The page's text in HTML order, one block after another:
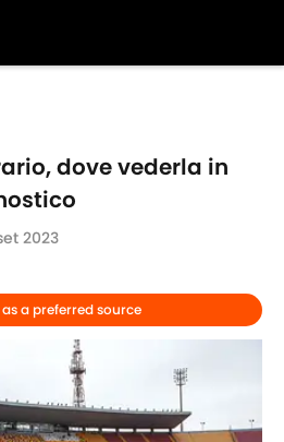
dove vederla in
2023
a preferred source